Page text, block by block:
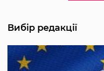
Вибір редакції